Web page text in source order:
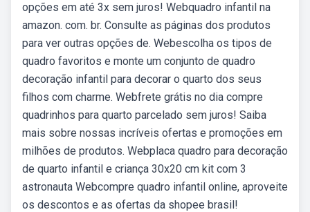
opções em até 3x sem juros! Webquadro infantil na
amazon. com. br. Consulte as páginas dos produtos
para ver outras opções de. Webescolha os tipos de
quadro favoritos e monte um conjunto de quadro
decoração infantil para decorar o quarto dos seus
filhos com charme. Webfrete grátis no dia compre
quadrinhos para quarto parcelado sem juros! Saiba
mais sobre nossas incríveis ofertas e promoções em
milhões de produtos. Webplaca quadro para decoração
de quarto infantil e criança 30x20 cm kit com 3
astronauta Webcompre quadro infantil online, aproveite
os descontos e as ofertas da shopee brasil!